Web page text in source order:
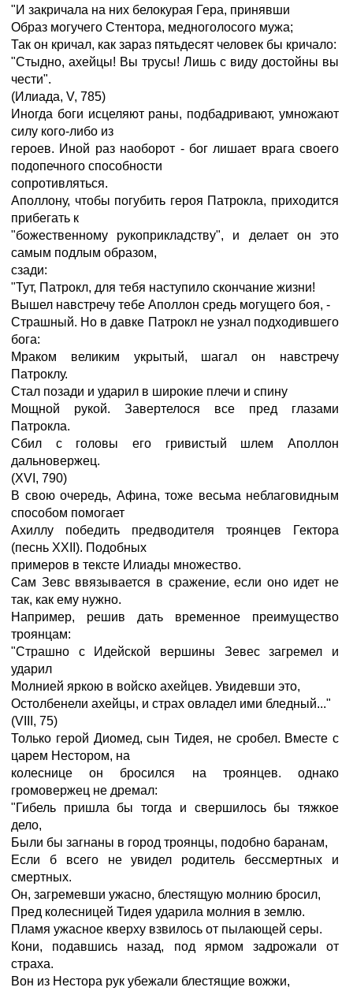
"И закричала на них белокурая Гера, принявши
Образ могучего Стентора, медноголосого мужа;
Так он кричал, как зараз пятьдесят человек бы кричало:
"Стыдно, ахейцы! Вы трусы! Лишь с виду достойны вы
чести".
(Илиада, V, 785)
Иногда боги исцеляют раны, подбадривают, умножают
силу кого-либо из
героев. Иной раз наоборот - бог лишает врага своего
подопечного способности
сопротивляться.
Аполлону, чтобы погубить героя Патрокла, приходится
прибегать к
"божественному рукоприкладству", и делает он это
самым подлым образом,
сзади:
"Тут, Патрокл, для тебя наступило скончание жизни!
Вышел навстречу тебе Аполлон средь могущего боя, -
Страшный. Но в давке Патрокл не узнал подходившего
бога:
Мраком великим укрытый, шагал он навстречу
Патроклу.
Стал позади и ударил в широкие плечи и спину
Мощной рукой. Завертелося все пред глазами
Патрокла.
Сбил с головы его гривистый шлем Аполлон
дальновержец.
(XVI, 790)
В свою очередь, Афина, тоже весьма неблаговидным
способом помогает
Ахиллу победить предводителя троянцев Гектора
(песнь XXII). Подобных
примеров в тексте Илиады множество.
Сам Зевс ввязывается в сражение, если оно идет не
так, как ему нужно.
Например, решив дать временное преимущество
троянцам:
"Страшно с Идейской вершины Зевес загремел и
ударил
Молнией яркою в войско ахейцев. Увидевши это,
Остолбенели ахейцы, и страх овладел ими бледный..."
(VIII, 75)
Только герой Диомед, сын Тидея, не сробел. Вместе с
царем Нестором, на
колеснице он бросился на троянцев. однако
громовержец не дремал:
"Гибель пришла бы тогда и свершилось бы тяжкое
дело,
Были бы загнаны в город троянцы, подобно баранам,
Если б всего не увидел родитель бессмертных и
смертных.
Он, загремевши ужасно, блестящую молнию бросил,
Пред колесницей Тидея ударила молния в землю.
Пламя ужасное кверху взвилось от пылающей серы.
Кони, подавшись назад, под ярмом задрожали от
страха.
Вон из Нестора рук убежали блестящие вожжи,